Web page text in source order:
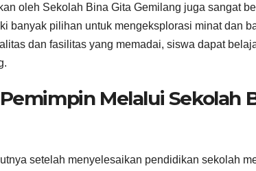
oleh Sekolah Bina Gita Gemilang juga sangat
banyak pilihan untuk mengeksplorasi minat dan
dan fasilitas yang memadai, siswa dapat
Melalui Sekolah
setelah menyelesaikan pendidikan sekolah